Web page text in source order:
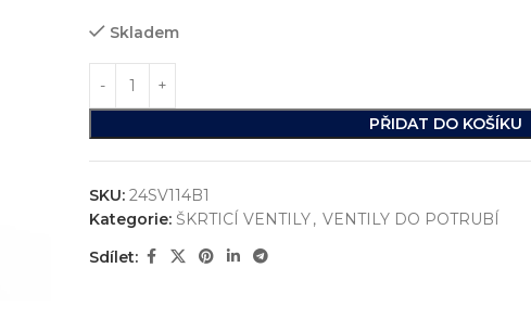
Skladem
PŘIDAT DO KOŠÍKU
SKU: 24SV114B1
Kategorie: ŠKRTICÍ VENTILY, VENTILY DO POTRUBÍ
Sdílet: